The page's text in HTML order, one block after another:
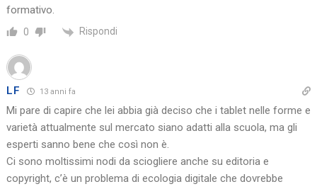
formativo.
0 Rispondi
LF 13 anni fa
Mi pare di capire che lei abbia già deciso che i tablet nelle forme e
varietà attualmente sul mercato siano adatti alla scuola, ma gli
esperti sanno bene che così non è.
Ci sono moltissimi nodi da sciogliere anche su editoria e
copyright, c’è un problema di ecologia digitale che dovrebbe